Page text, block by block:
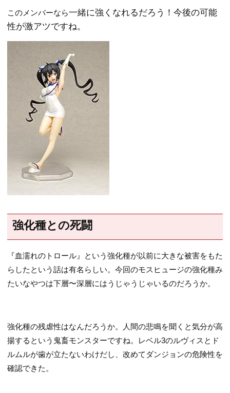
このメンバーなら一緒に強くなれるだろう！今後の可能
性が激アツですね。
強化種との死闘
『血濡れのトロール』という強化種が以前に大きな被害をもた
らしたという話は有名らしい。今回のモスヒュージの強化種み
たいなやつは下層〜深層にはうじゃうじゃいるのだろうか。
強化種の残虐性はなんだろうか。人間の悲鳴を聞くと気分が高
揚するという鬼畜モンスターですね。レベル3のルヴィスとド
ルムルが歯が立たないわけだし、改めてダンジョンの危険性を
確認できた。